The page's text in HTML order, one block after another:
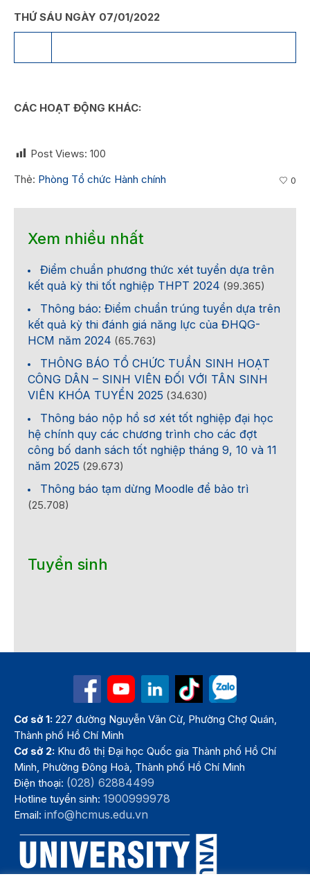
THỨ SÁU NGÀY 07/01/2022
CÁC HOẠT ĐỘNG KHÁC:
Post Views: 100
Thẻ: Phòng Tổ chức Hành chính 0
Xem nhiều nhất
Điểm chuẩn phương thức xét tuyển dựa trên
kết quả kỳ thi tốt nghiệp THPT 2024 (99.365)
Thông báo: Điểm chuẩn trúng tuyển dựa trên
kết quả kỳ thi đánh giá năng lực của ĐHQG-
HCM năm 2024 (65.763)
THÔNG BÁO TỔ CHỨC TUẦN SINH HOẠT
CÔNG DÂN – SINH VIÊN ĐỐI VỚI TÂN SINH
VIÊN KHÓA TUYỂN 2025 (34.630)
Thông báo nộp hồ sơ xét tốt nghiệp đại học
hệ chính quy các chương trình cho các đợt
công bố danh sách tốt nghiệp tháng 9, 10 và 11
năm 2025 (29.673)
Thông báo tạm dừng Moodle để bảo trì
(25.708)
Tuyển sinh
Cơ sở 1: 227 đường Nguyễn Văn Cừ, Phường Chợ Quán,
Thành phố Hồ Chí Minh
Cơ sở 2: Khu đô thị Đại học Quốc gia Thành phố Hồ Chí
Minh, Phường Đông Hoà, Thành phố Hồ Chí Minh
Điện thoại: (028) 62884499
Hotline tuyển sinh:1900999978
Email:info@hcmus.edu.vn